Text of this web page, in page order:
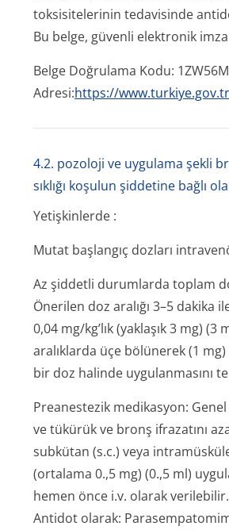
toksisitelerinin tedavisinde
Bu belge, güvenli elektronik
Belge Doğrulama Kodu:
Adresi:https://
4.2. pozoloji ve uygulama şekli
sıklığı koşulun şiddetine bağlı
Yetişkinlerde :
Mutat başlangıç dozları
Az şiddetli durumlarda toplam
Önerilen doz aralığı 3–5 dakika
0,04 mg/kg’lık (yaklaşık 3 mg)
aralıklarda üçe bölünerek (1 mg)
bir doz halinde uygulanmasını
Preanestezik medikasyon:
ve tükürük ve bronş ifrazatını
subkütan (s.c.) veya
(ortalama 0.,5 mg) (0.,5 ml)
hemen önce i.v. olarak
Antidot olarak: